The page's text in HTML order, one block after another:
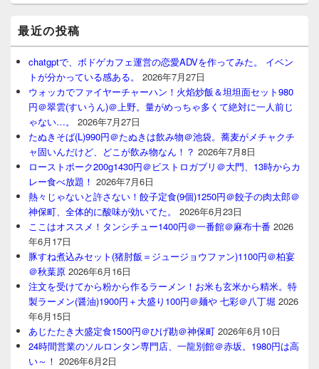
最近の投稿
chatgptで、ボドゲカフェ運営の恋愛ADVを作ってみた。 イベン
トが分かっている感ある。
2026年7月27日
ウォッカでファイヤーチャーハン！火焰炒飯＆坦坦面セット980
円＠翠雲(すいうん)＠上野。量がめっちゃ多くて絶対に一人前じ
ゃない…。
2026年7月27日
たぬきそば(L)990円＠たぬきは飲み物＠池袋。蕎麦がメチャクチ
ャ固いんだけど、どこが飲み物なん！？ 2026年7月8日
ローストポーク200g1430円＠ビストロガブリ＠大門、13時からカ
レー食べ放題！ 2026年7月6日
熱々じゃないと許さない！餃子定食(9個)1250円＠餃子の肉太郎＠
神保町、全体的に酸味が効いてた。
2026年6月23日
ここはオススメ！タンシチュー1400円＠一番館＠麻布十番 2026
年6月17日
豚すね煮込みセット(猪肘飯＝ジュージョウファン)1100円＠柏宴
＠秋葉原 2026年6月16日
注文を受けてから粉から作るラーメン！お米も玄米から精米。特
製ラーメン(醤油)1900円＋大盛り100円＠麺や 七彩＠八丁堀 2026
年6月15日
あじたたき大盛定食1500円＠ひげ勘＠神保町 2026年6月10日
24時間営業のソルロンタン専門店、一龍別館＠赤坂。1980円は高
い～！ 2026年6月2日